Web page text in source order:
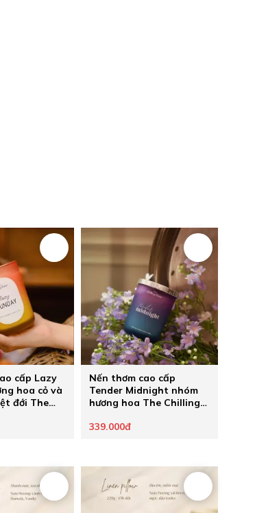
cấp Lazy
hoa cỏ và
đới The
Nến thơm cao cấp
Tender Midnight nhóm
hương hoa The Chilling
339.000đ